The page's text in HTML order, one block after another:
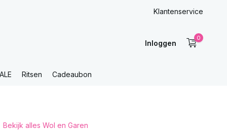
Klantenservice
Inloggen
0
Ritsen Cadeaubon
Bekijk alles Wol en Garen